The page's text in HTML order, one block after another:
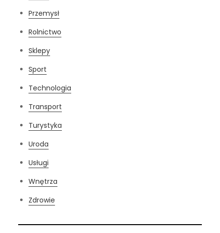
Przemysł
Rolnictwo
Sklepy
Sport
Technologia
Transport
Turystyka
Uroda
Usługi
Wnętrza
Zdrowie